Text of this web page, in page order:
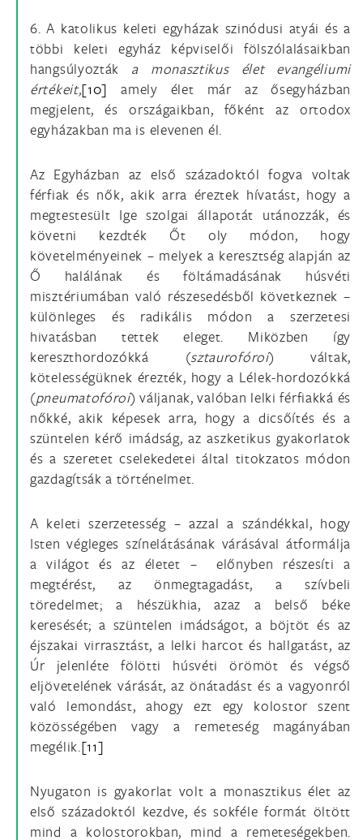
6. A katolikus keleti egyházak szinódusi atyái és a
többi keleti egyház képviselői fölszólalásaikban
hangsúlyozták a monasztikus élet evangéliumi
értékeit,[10] amely élet már az ősegyházban
megjelent, és országaikban, főként az ortodox
egyházakban ma is elevenen él.
Az Egyházban az első századoktól fogva voltak
férfiak és nők, akik arra éreztek hívatást, hogy a
megtestesült Ige szolgai állapotát utánozzák, és
követni kezdték Őt oly módon, hogy
követelményeinek – melyek a keresztség alapján az
Ő halálának és föltámadásának húsvéti
misztériumában való részesedésből következnek –
különleges és radikális módon a szerzetesi
hivatásban tettek eleget. Miközben így
kereszthordozókká (sztaurofóroi) váltak,
kötelességüknek érezték, hogy a Lélek-hordozókká
(pneumatofóroi) váljanak, valóban lelki férfiakká és
nőkké, akik képesek arra, hogy a dicsőítés és a
szüntelen kérő imádság, az aszketikus gyakorlatok
és a szeretet cselekedetei által titokzatos módon
gazdagítsák a történelmet.
A keleti szerzetesség – azzal a szándékkal, hogy
Isten végleges színelátásának várásával átformálja
a világot és az életet – előnyben részesíti a
megtérést, az önmegtagadást, a szívbeli
töredelmet; a hészükhia, azaz a belső béke
keresését; a szüntelen imádságot, a böjtöt és az
éjszakai virrasztást, a lelki harcot és hallgatást, az
Úr jelenléte fölötti húsvéti örömöt és végső
eljövetelének várását, az önátadást és a vagyonról
való lemondást, ahogy ezt egy kolostor szent
közösségében vagy a remeteség magányában
megélik.[11]
Nyugaton is gyakorlat volt a monasztikus élet az
első századoktól kezdve, és sokféle formát öltött
mind a kolostorokban, mind a remeteségekben.